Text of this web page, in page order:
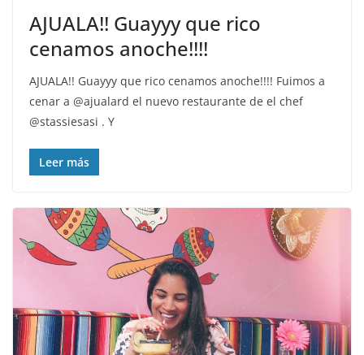
AJUALA!! Guayyy que rico
cenamos anoche!!!!
AJUALA!! Guayyy que rico cenamos anoche!!!! Fuimos a
cenar a @ajualard el nuevo restaurante de el chef
@stassiesasi . Y
Leer más